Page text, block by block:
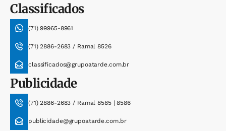
Classificados
(71) 99965-8961
(71) 2886-2683 / Ramal 8526
classificados@grupoatarde.com.br
Publicidade
(71) 2886-2683 / Ramal 8585 | 8586
publicidade@grupoatarde.com.br